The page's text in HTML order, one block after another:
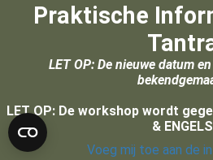
Praktische
LET OP: De nieuwe datum
LET OP: De workshop wordt
& ENGELS
Voeg mij toe aan de